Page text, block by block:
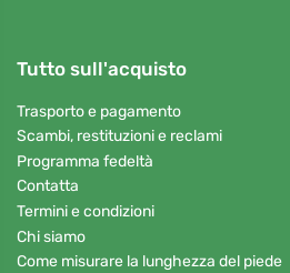
Tutto sull'acquisto
Trasporto e pagamento
Scambi, restituzioni e reclami
Programma fedeltà
Contatta
Termini e condizioni
Chi siamo
Come misurare la lunghezza del piede